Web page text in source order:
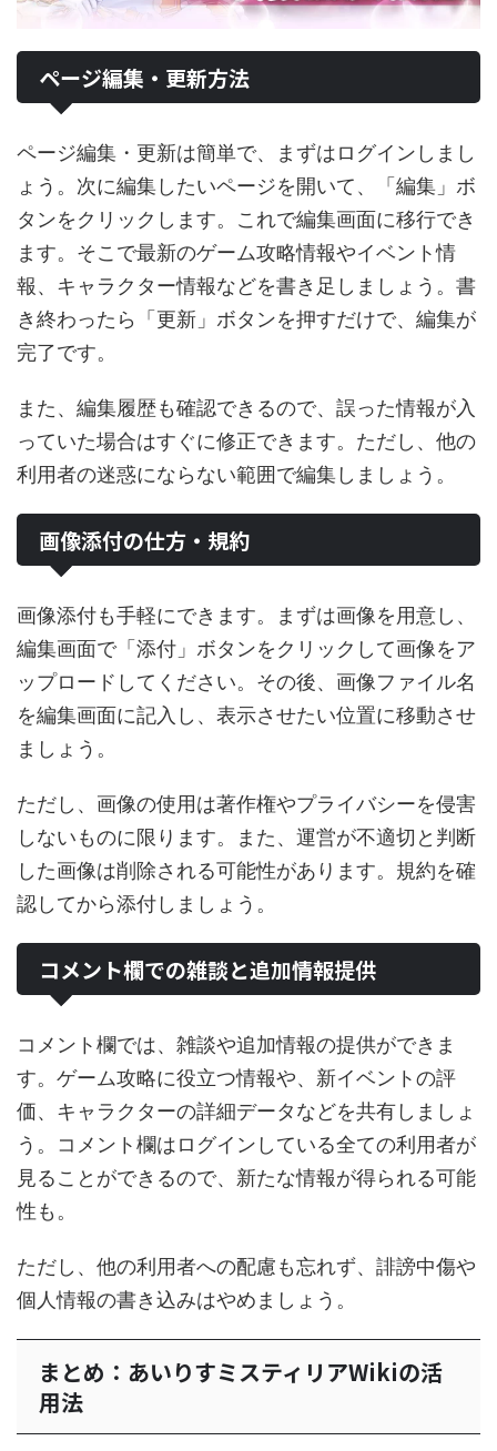
ページ編集・更新方法
ページ編集・更新は簡単で、まずはログインしまし
ょう。次に編集したいページを開いて、「編集」ボ
タンをクリックします。これで編集画面に移行でき
ます。そこで最新のゲーム攻略情報やイベント情
報、キャラクター情報などを書き足しましょう。書
き終わったら「更新」ボタンを押すだけで、編集が
完了です。
また、編集履歴も確認できるので、誤った情報が入
っていた場合はすぐに修正できます。ただし、他の
利用者の迷惑にならない範囲で編集しましょう。
画像添付の仕方・規約
画像添付も手軽にできます。まずは画像を用意し、
編集画面で「添付」ボタンをクリックして画像をア
ップロードしてください。その後、画像ファイル名
を編集画面に記入し、表示させたい位置に移動させ
ましょう。
ただし、画像の使用は著作権やプライバシーを侵害
しないものに限ります。また、運営が不適切と判断
した画像は削除される可能性があります。規約を確
認してから添付しましょう。
コメント欄での雑談と追加情報提供
コメント欄では、雑談や追加情報の提供ができま
す。ゲーム攻略に役立つ情報や、新イベントの評
価、キャラクターの詳細データなどを共有しましょ
う。コメント欄はログインしている全ての利用者が
見ることができるので、新たな情報が得られる可能
性も。
ただし、他の利用者への配慮も忘れず、誹謗中傷や
個人情報の書き込みはやめましょう。
まとめ：あいりすミスティリアWikiの活
用法